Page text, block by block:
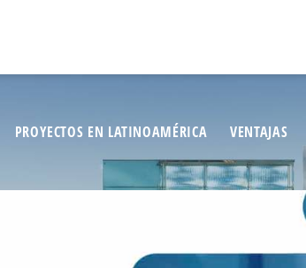
PROYECTOS EN LATINOAMÉRICA VENTAJAS